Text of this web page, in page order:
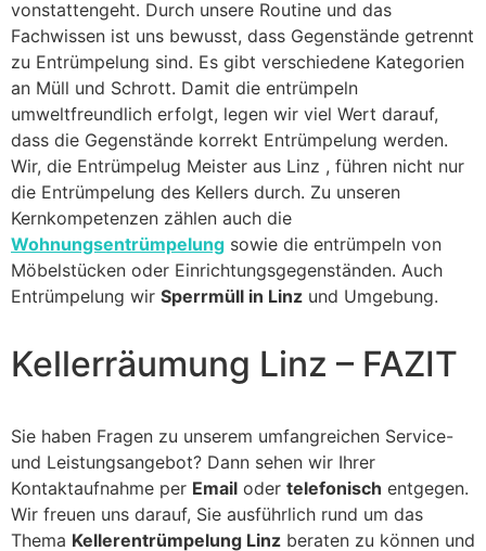
vonstattengeht. Durch unsere Routine und das
Fachwissen ist uns bewusst, dass Gegenstände getrennt
zu Entrümpelung sind. Es gibt verschiedene Kategorien
an Müll und Schrott. Damit die entrümpeln
umweltfreundlich erfolgt, legen wir viel Wert darauf,
dass die Gegenstände korrekt Entrümpelung werden.
Wir, die Entrümpelug Meister aus Linz , führen nicht nur
die Entrümpelung des Kellers durch. Zu unseren
Kernkompetenzen zählen auch die
Wohnungsentrümpelung sowie die entrümpeln von
Möbelstücken oder Einrichtungsgegenständen. Auch
Entrümpelung wir Sperrmüll in Linz und Umgebung.
Kellerräumung Linz – FAZIT
Sie haben Fragen zu unserem umfangreichen Service-
und Leistungsangebot? Dann sehen wir Ihrer
Kontaktaufnahme per Email oder telefonisch entgegen.
Wir freuen uns darauf, Sie ausführlich rund um das
Thema Kellerentrümpelung Linz beraten zu können und